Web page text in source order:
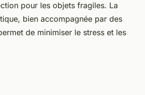
pour les objets fragiles. La
bien accompagnée par des
de minimiser le stress et les